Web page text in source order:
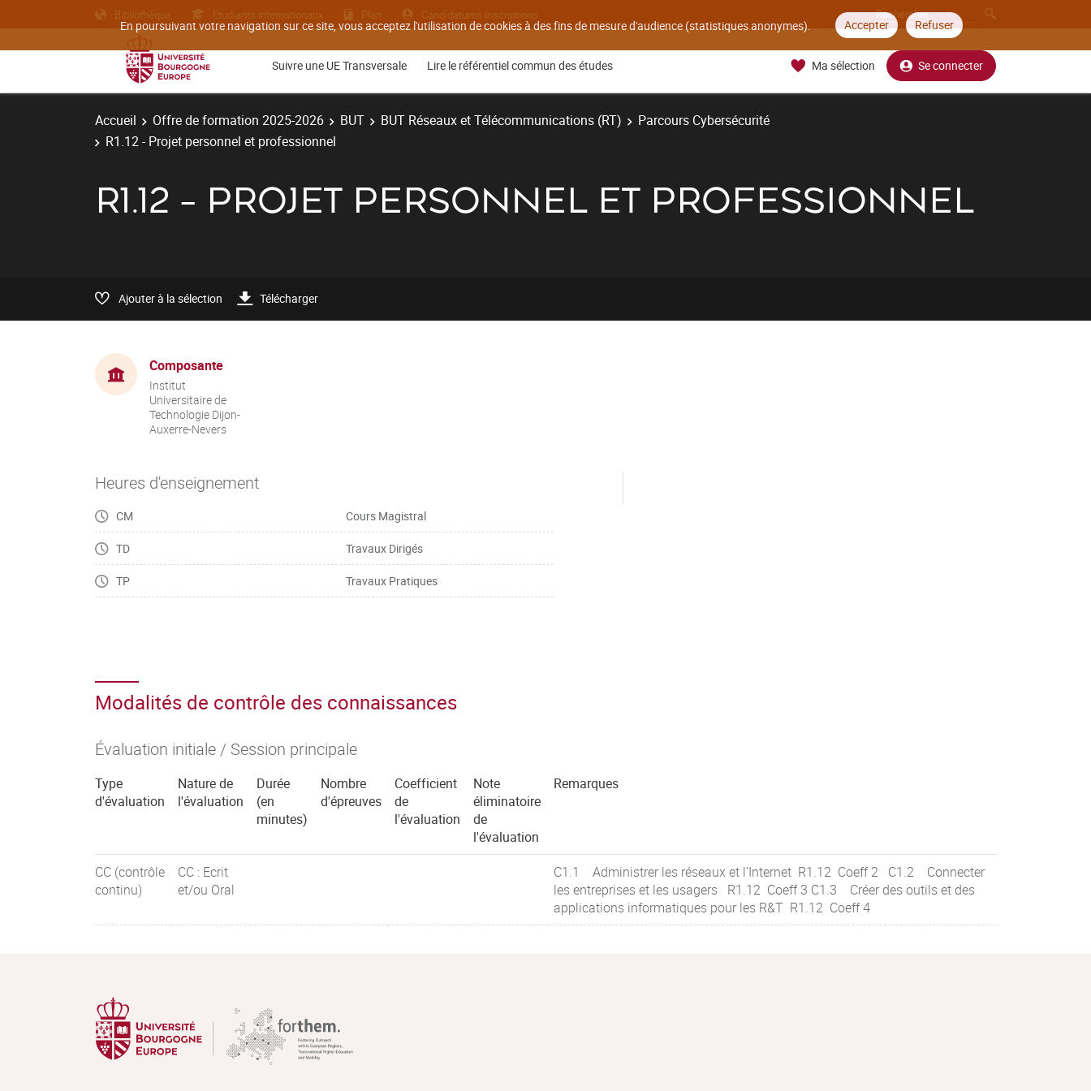
En poursuivant votre navigation sur ce site, vous acceptez l'utilisation de cookies à des fins de mesure d'audience (statistiques anonymes). Accepter Refuser
Bibliothèque Etudiants internationaux Plan Candidatures inscriptions
Suivre une UE Transversale Lire le référentiel commun des études Ma sélection Se connecter
Accueil Offre de formation 2025-2026 BUT BUT Réseaux et Télécommunications (RT)
Parcours Cybersécurité
R1.12 - Projet personnel et professionnel
R1.12 - PROJET PERSONNEL ET PROFESSIONNEL
Ajouter à la sélection Télécharger
Composante
Institut
Universitaire de
Technologie Dijon-
Auxerre-Nevers
Heures d'enseignement
CM Cours Magistral
TD Travaux Dirigés
TP Travaux Pratiques
Modalités de contrôle des connaissances
Évaluation initiale / Session principale
Type
d'évaluation
Nature de
l'évaluation
Durée
(en
minutes)
Nombre
d'épreuves
Coefficient
de
l'évaluation
Note
éliminatoire
de
l'évaluation
Remarques
CC (contrôle
continu)
CC : Ecrit
et/ou Oral
C1.1 Administrer les réseaux et l'Internet R1.12 Coeff 2 C1.2 Connecter
les entreprises et les usagers R1.12 Coeff 3 C1.3 Créer des outils et des
applications informatiques pour les R&T R1.12 Coeff 4